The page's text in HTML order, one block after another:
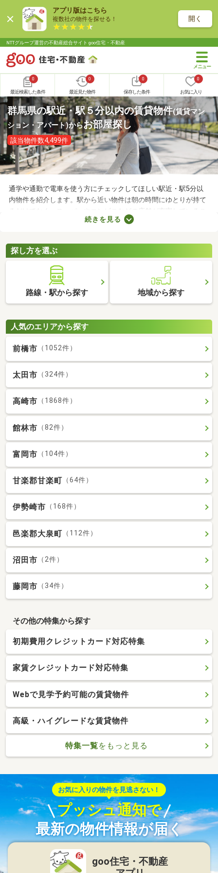
アプリ版はこちら
複数社の物件を探せる！ 開く
NTTグループ運営の不動産総合サイト goo住宅・不動産
0
最近検索した条件
0
最近見た物件
0
保存した条件
0
お気に入り
群馬県の駅近・駅５分以内の賃貸物件(賃貸マン
ション・アパート)からお部屋探し
該当物件数4,499件
通学や通勤で電車を使う方にチェックしてほしい駅近・駅5分以
内物件を紹介します。駅から近い物件は朝の時間にゆとりが持て
るだけでなく、スーパーやコンビニなどの店舗が充実しているこ
とも魅力。物件数も多いので、間取りや家賃などから自由に選べ
ょう。
続きを見る
探し方を選ぶ
路線・駅から探す 地域から探す
人気のエリアから探す
前橋市 （1052件）
太田市 （324件）
高崎市 （1868件）
館林市 （82件）
富岡市 （104件）
甘楽郡甘楽町 （64件）
伊勢崎市 （168件）
邑楽郡大泉町 （112件）
沼田市 （2件）
藤岡市 （34件）
その他の特集から探す
初期費用クレジットカード対応特集
家賃クレジットカード対応特集
Webで見学予約可能の賃貸物件
高級・ハイグレードな賃貸物件
特集一覧をもっと見る
お気に入りの物件を見逃さない！
プッシュ通知で
最新の物件情報が届く
goo住宅・不動産